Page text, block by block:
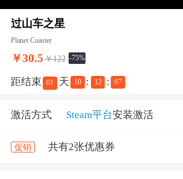
过山车之星
Planet Coaster
￥30.5 ￥122 -75%
距结束 01 天 10 : 12 : 07
激活方式 Steam平台安装激活
促销 共有2张优惠券